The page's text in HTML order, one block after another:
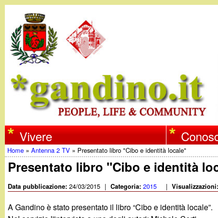
w
w
w
.
Vivere
Tu
sei
qui
Home »Antenna 2 TV » Presentato libro "Cibo e identità locale"
Presentato libro "Cibo e identità
Data pubblicazione:24/03/2015 | Categoria:2015 |
A Gandino è stato presentato il libro “Cibo e identità locale”.